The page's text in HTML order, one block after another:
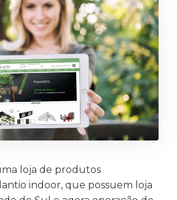
loja de produtos
indoor, que possuem loja